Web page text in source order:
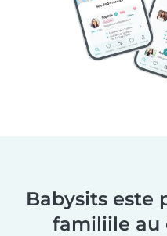
Babysits este
familiile au